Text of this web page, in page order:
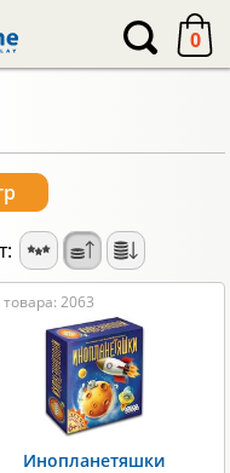
0
товара: 2063
Инопланетяшки